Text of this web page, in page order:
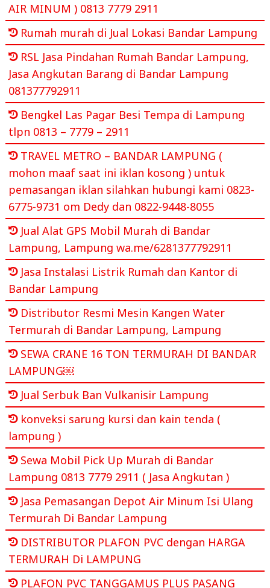
AIR MINUM ) 0813 7779 2911
Rumah murah di Jual Lokasi Bandar Lampung
RSL Jasa Pindahan Rumah Bandar Lampung,
Jasa Angkutan Barang di Bandar Lampung
081377792911
Bengkel Las Pagar Besi Tempa di Lampung
tlpn 0813 – 7779 – 2911
TRAVEL METRO – BANDAR LAMPUNG (
mohon maaf saat ini iklan kosong ) untuk
pemasangan iklan silahkan hubungi kami 0823-
6775-9731 om Dedy dan 0822-9448-8055
Jual Alat GPS Mobil Murah di Bandar
Lampung, Lampung wa.me/6281377792911
Jasa Instalasi Listrik Rumah dan Kantor di
Bandar Lampung
Distributor Resmi Mesin Kangen Water
Termurah di Bandar Lampung, Lampung
SEWA CRANE 16 TON TERMURAH DI BANDAR
LAMPUNG￼
Jual Serbuk Ban Vulkanisir Lampung
konveksi sarung kursi dan kain tenda (
lampung )
Sewa Mobil Pick Up Murah di Bandar
Lampung 0813 7779 2911 ( Jasa Angkutan )
Jasa Pemasangan Depot Air Minum Isi Ulang
Termurah Di Bandar Lampung
DISTRIBUTOR PLAFON PVC dengan HARGA
TERMURAH Di LAMPUNG
PLAFON PVC TANGGAMUS PLUS PASANG